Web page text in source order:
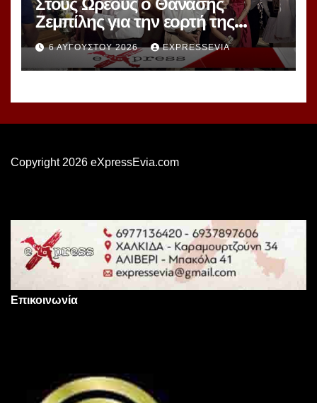
Ζεμπίλης για την εορτή της
Μεταμορφώσεως Σωτήρος
6 ΑΥΓΟΎΣΤΟΥ 2026 EXPRESSEVIA
Copyright 2026 eXpressEvia.com
Επικοινωνία